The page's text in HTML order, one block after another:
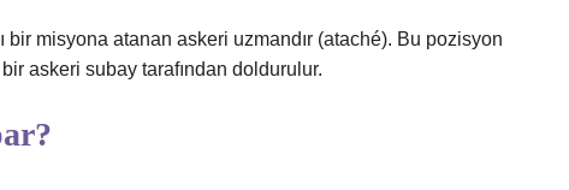
misyona atanan askeri uzmandır (ataché). Bu pozisyon
askeri subay tarafından doldurulur.